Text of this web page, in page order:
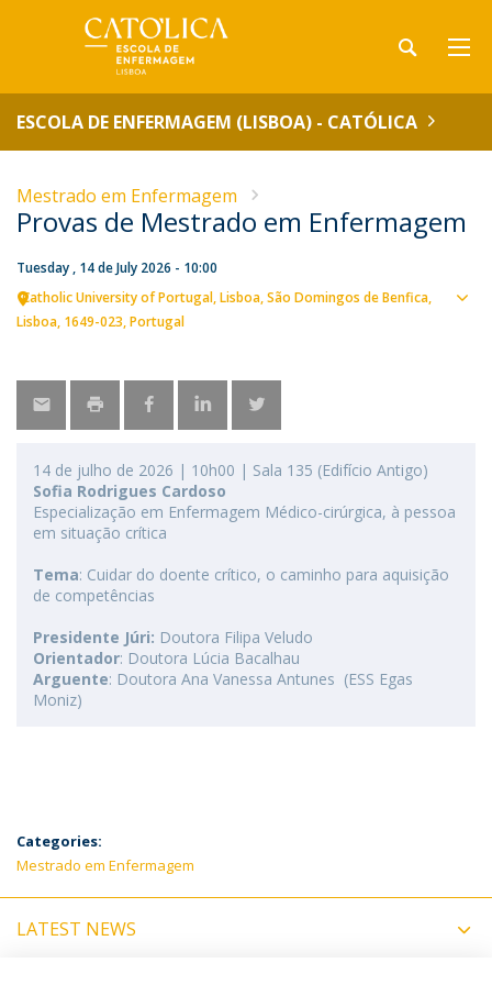
ESCOLA DE ENFERMAGEM (LISBOA) - CATÓLICA
Mestrado em Enfermagem
Provas de Mestrado em Enfermagem
Tuesday , 14 de July 2026 - 10:00
Catholic University of Portugal Lisboa São Domingos de Benfica,
Lisboa 1649-023 Portugal
14 de julho de 2026 | 10h00 | Sala 135 (Edifício Antigo)
Sofia Rodrigues Cardoso
Especialização em Enfermagem Médico-cirúrgica, à pessoa
em situação crítica
Tema: Cuidar do doente crítico, o caminho para aquisição
de competências
Presidente Júri: Doutora Filipa Veludo
Orientador: Doutora Lúcia Bacalhau
Arguente: Doutora Ana Vanessa Antunes (ESS Egas
Moniz)
Categories:
Mestrado em Enfermagem
LATEST NEWS